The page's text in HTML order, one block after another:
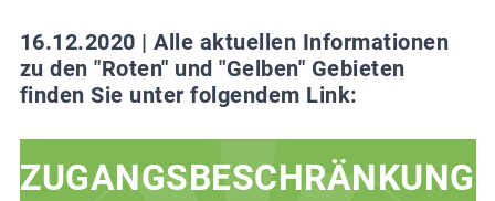
16.12.2020 | Alle aktuellen Informationen
zu den "Roten" und "Gelben" Gebieten
finden Sie unter folgendem Link:
ZUGANGSBESCHRÄNKUNG